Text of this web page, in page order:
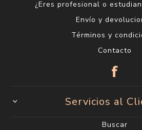
¿Eres profesional o
Envío y
Términos y
Contacto
Servicios al
Buscar